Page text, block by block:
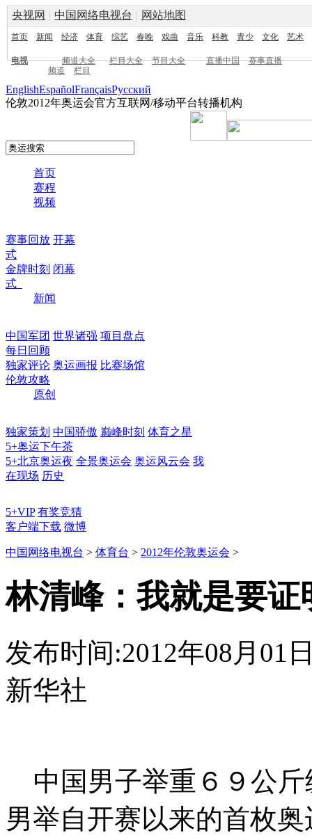
央视网 | 中国网络电视台 | 网站地图
首页 新闻 经济 体育 综艺 春晚 戏曲 音乐 科教 青少 文化 艺术
电视 频道大全 栏目大全 节目大全 直播中国
赛事直播
频道
栏目
EnglishEspañolFrançaisPусский
伦敦2012年奥运会官方互联网/移动平台转播机构
首页
赛程
视频
赛事回放 开幕
式
金牌时刻 闭幕
式
新闻
中国军团 世界诸强 项目盘点
每日回顾
独家评论 奥运画报 比赛场馆
伦敦攻略
原创
独家策划 中国骄傲 巅峰时刻 体育之星
5+奥运下午茶
5+北京奥运夜 全景奥运会 奥运风云会 我
在现场 历史
5+VIP 有奖竞猜
客户端下载 微博
中国网络电视台 > 体育台 > 2012年伦敦奥运会 >
林清峰：我就是要
发布时间:2012年08月01
新华社
中国男子举重６９公斤
男举自开赛以来的首枚